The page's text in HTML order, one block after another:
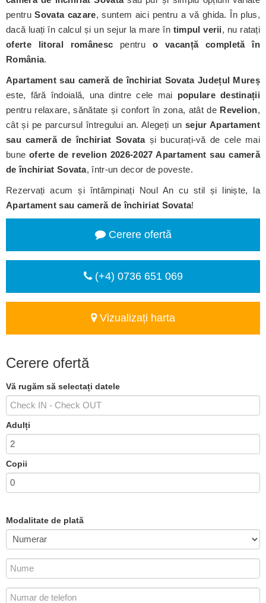
pentruSovata cazare, suntem aici pentru a vă ghida. În plus,
dacă luați în calcul și un sejur la mare în timpul verii, nu ratați
oferte litoral românesc pentru o vacanță completă în
România.
Apartament sau cameră de închiriat Sovata Județul Mureș
este, fără îndoială, una dintre cele mai populare destinații
pentru relaxare, sănătate și confort în zona, atât de Revelion,
cât și pe parcursul întregului an. Alegeți un sejur Apartament
sau cameră de închiriat Sovatași bucurați-vă de cele mai
buneoferte de revelion 2026-2027 Apartament sau cameră
de închiriat Sovata, într-un decor de poveste.
Rezervați acum și întâmpinați Noul An cu stil și liniște, la
Apartament sau cameră de închiriat Sovata!
Cerere ofertă
(+4) 0736 651 069
Vizualizați harta
Cerere ofertă
Vă rugăm să selectați datele
Adulți
Copii
Modalitate de plată